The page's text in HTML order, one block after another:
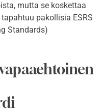
mutta se koskettaa
pakollisia ESRS
Standards)